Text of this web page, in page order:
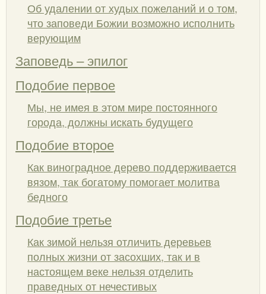
Об удалении от худых пожеланий и о том,
что заповеди Божии возможно исполнить
верующим
Заповедь – эпилог
Подобие первое
Мы, не имея в этом мире постоянного
города, должны искать будущего
Подобие второе
Как виноградное дерево поддерживается
вязом, так богатому помогает молитва
бедного
Подобие третье
Как зимой нельзя отличить деревьев
полных жизни от засохших, так и в
настоящем веке нельзя отделить
праведных от нечестивых